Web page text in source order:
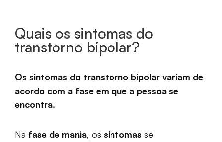
Quais os sintomas do
transtorno bipolar?
Os sintomas do transtorno bipolar variam de
acordo com a fase em que a pessoa se
encontra.
Na fase de mania, os sintomas se